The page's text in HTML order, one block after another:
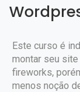
Este curso é
montar seu
fireworks,
menos noção